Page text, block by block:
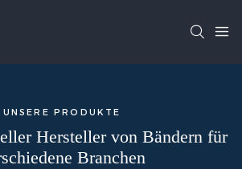
UNSERE PRODUKTE
Hersteller von Bändern für
Branchen